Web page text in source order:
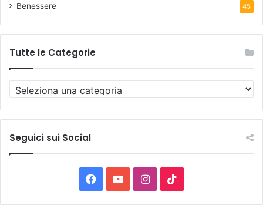
Benessere 45
Tutte le Categorie
u
t
e
Seguici sui Social
a
o
I
n
i